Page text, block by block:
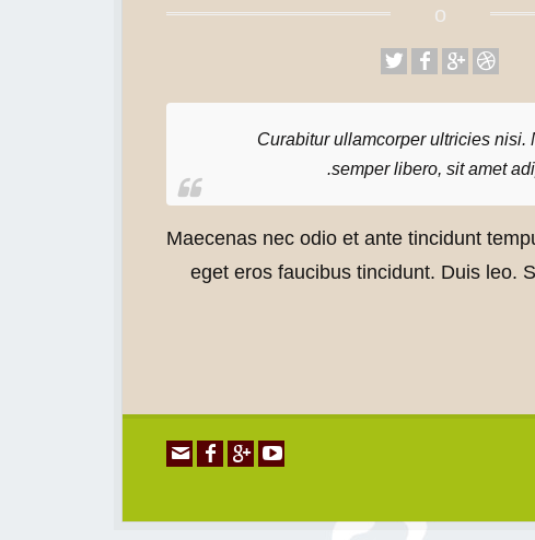
Curabitur ullamcorper ultricies nisi.
semper libero, sit amet
Maecenas nec odio et ante tincidunt
eget eros faucibus tincidunt. Duis leo.